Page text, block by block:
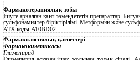
Фармакотерапиялық тобы
Ішуге арналған қант төмендететін препараттар.
сульфонамидтер біріктірілімі. Метформин және
АТХ коды А10ВD02
Фармакологиялық қасиеттері
Фармакокинетикасы
Глимепирид